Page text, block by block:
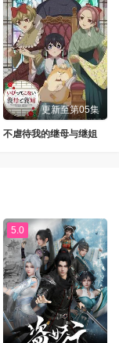
更新至第05集
不虐待我的继母与继姐
5.0